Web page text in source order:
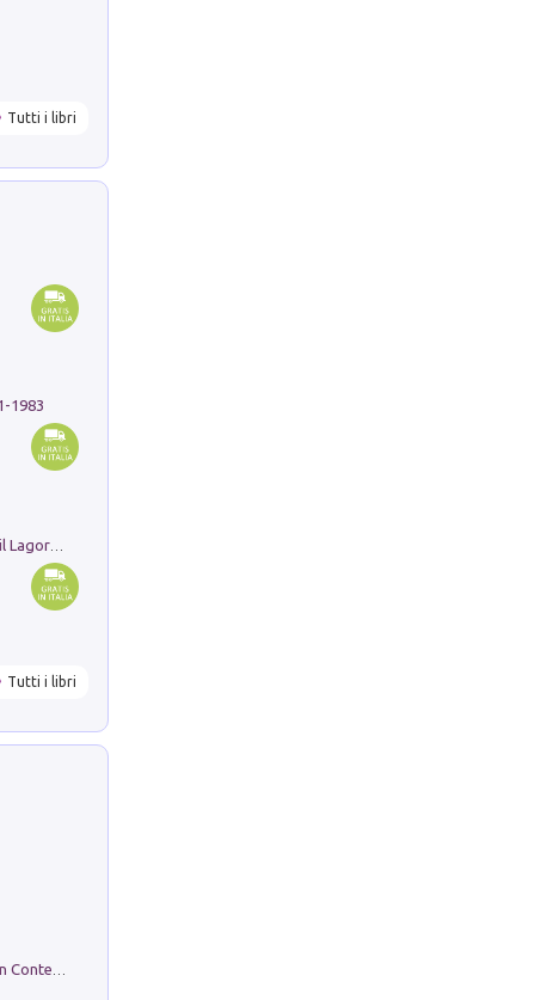
Tutti i libri
1983
Tutti i libri
in alto! Livello A1. Con CD-Audio. Con Contenuto digitale per accesso on line